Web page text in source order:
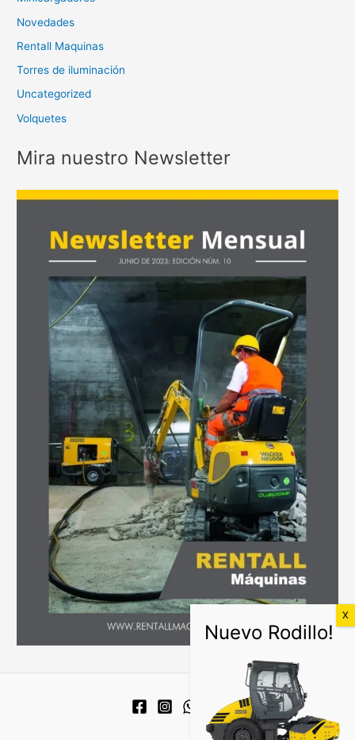
Novedades
Rentall Maquinas
Torres de iluminación
Uncategorized
Volquetes
Mira nuestro Newsletter